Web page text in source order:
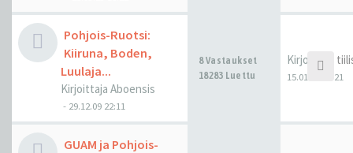
Pohjois-Ruotsi:
Kiiruna, Boden,
Luulaja...
Kirjoittaja Aboensis
- 29.12.09 22:11
8 Vastaukset
18283 Luettu
Kirjoittaja
15.01.23 12:21
GUAM ja Pohjois-